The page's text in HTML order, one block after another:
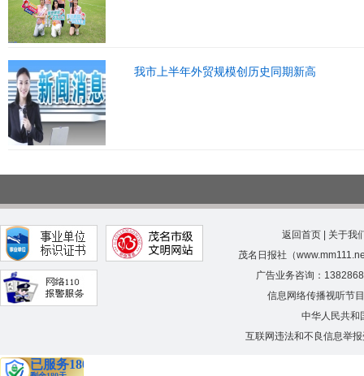
我市上半年外贸规模创历史同期新高
返回首页
关于我
茂名日报社（
广告业务咨询：
信息网络传播视听节
中华人民共和
互联网违法和不良信息举